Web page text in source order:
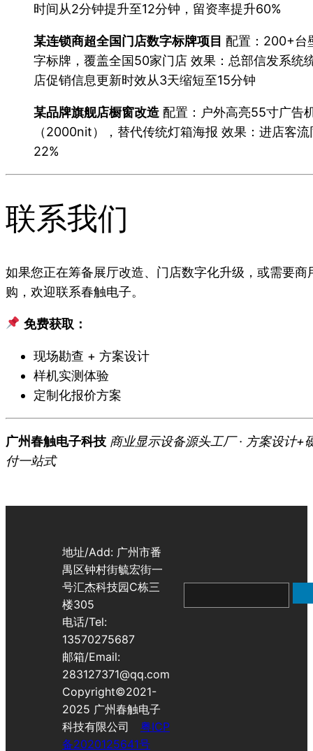
时间从2分钟提升至12分钟，留资率提升60%
某连锁商超全国门店数字标牌项目 配置：200+台
字标牌，覆盖全国50家门店 效果：总部信发系统
店促销信息更新时效从3天缩短至15分钟
某品牌旗舰店橱窗改造 配置：户外高亮55寸广告
（2000nit），替代传统灯箱海报 效果：进店客
22%
联系我们
如果您正在筹备展厅改造、门店数字化升级，或需要商
购，欢迎联系春触电子。
免费获取：
现场勘查 + 方案设计
样机实测体验
定制化报价方案
广州春触电子科技 商业显示设备源头工厂 · 方案设计+
付一站式
地址/Add: 广州市番
禺区钟村街毓宏街一
号汇杰科技园C栋三
楼305
电话/Tel:
13570275687
邮箱/Email:
283127371@qq.com
Copyright©2021-
2025 广州春触电子
科技有限公司 粤ICP
备2020125641号
索